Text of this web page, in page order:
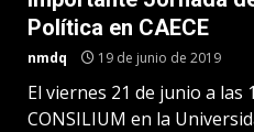
Política en CAECE
nmdq 19 de junio de 2019
El viernes 21 de junio a las
CONSILIUM en la